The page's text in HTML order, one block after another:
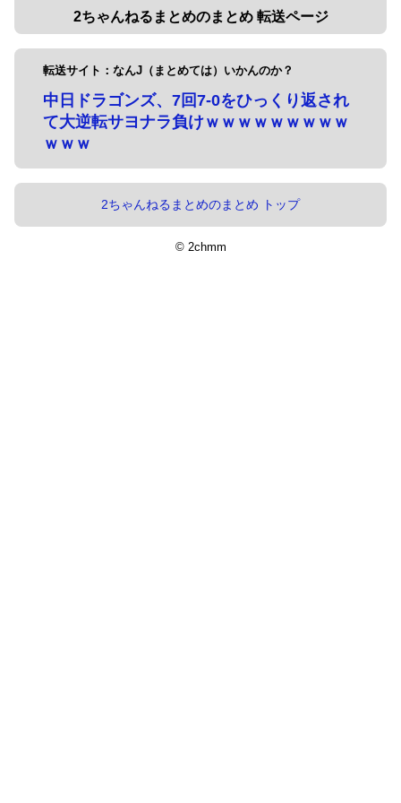
2ちゃんねるまとめのまとめ 転送ページ
転送サイト：なんJ（まとめては）いかんのか？
中日ドラゴンズ、7回7-0をひっくり返され
て大逆転サヨナラ負けｗｗｗｗｗｗｗｗｗ
ｗｗｗ
2ちゃんねるまとめのまとめ トップ
© 2chmm